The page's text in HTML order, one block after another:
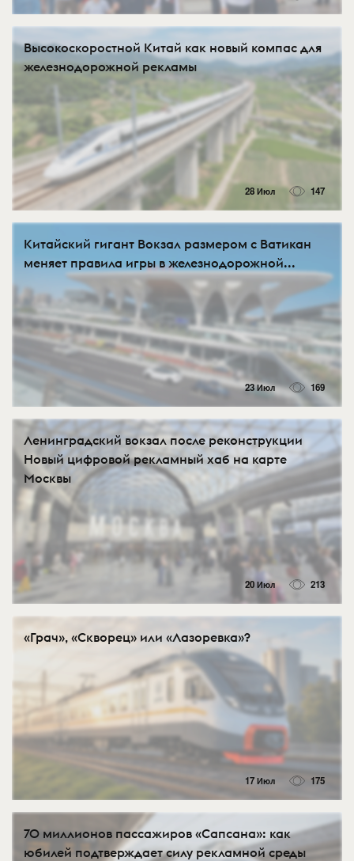
Высокоскоростной Китай как новый компас для
железнодорожной рекламы
28 Июл 147
Китайский гигант Вокзал размером с Ватикан
меняет правила игры в железнодорожной...
23 Июл 169
Ленинградский вокзал после реконструкции
Новый цифровой рекламный хаб на карте
Москвы
20 Июл 213
«Грач», «Скворец» или «Лазоревка»?
17 Июл 175
70 миллионов пассажиров «Сапсана»: как
юбилей подтверждает силу рекламной среды